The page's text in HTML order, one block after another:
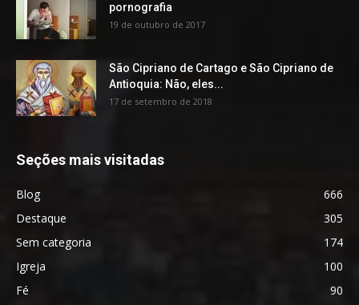
pornografia
19 de outubro de 2017
São Cipriano de Cartago e São Cipriano de
Antioquia: Não, eles...
17 de setembro de 2018
Seções mais visitadas
Blog
666
Destaque
305
Sem categoria
174
Igreja
100
Fé
90